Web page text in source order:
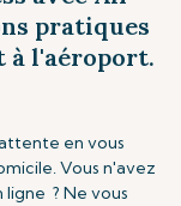
pratiques
à l'aéroport.
en vous
Vous n'avez
? Ne vous